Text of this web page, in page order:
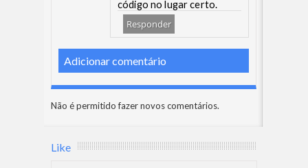
código no lugar certo.
Responder
Adicionar comentário
Não é permitido fazer novos comentários.
Like